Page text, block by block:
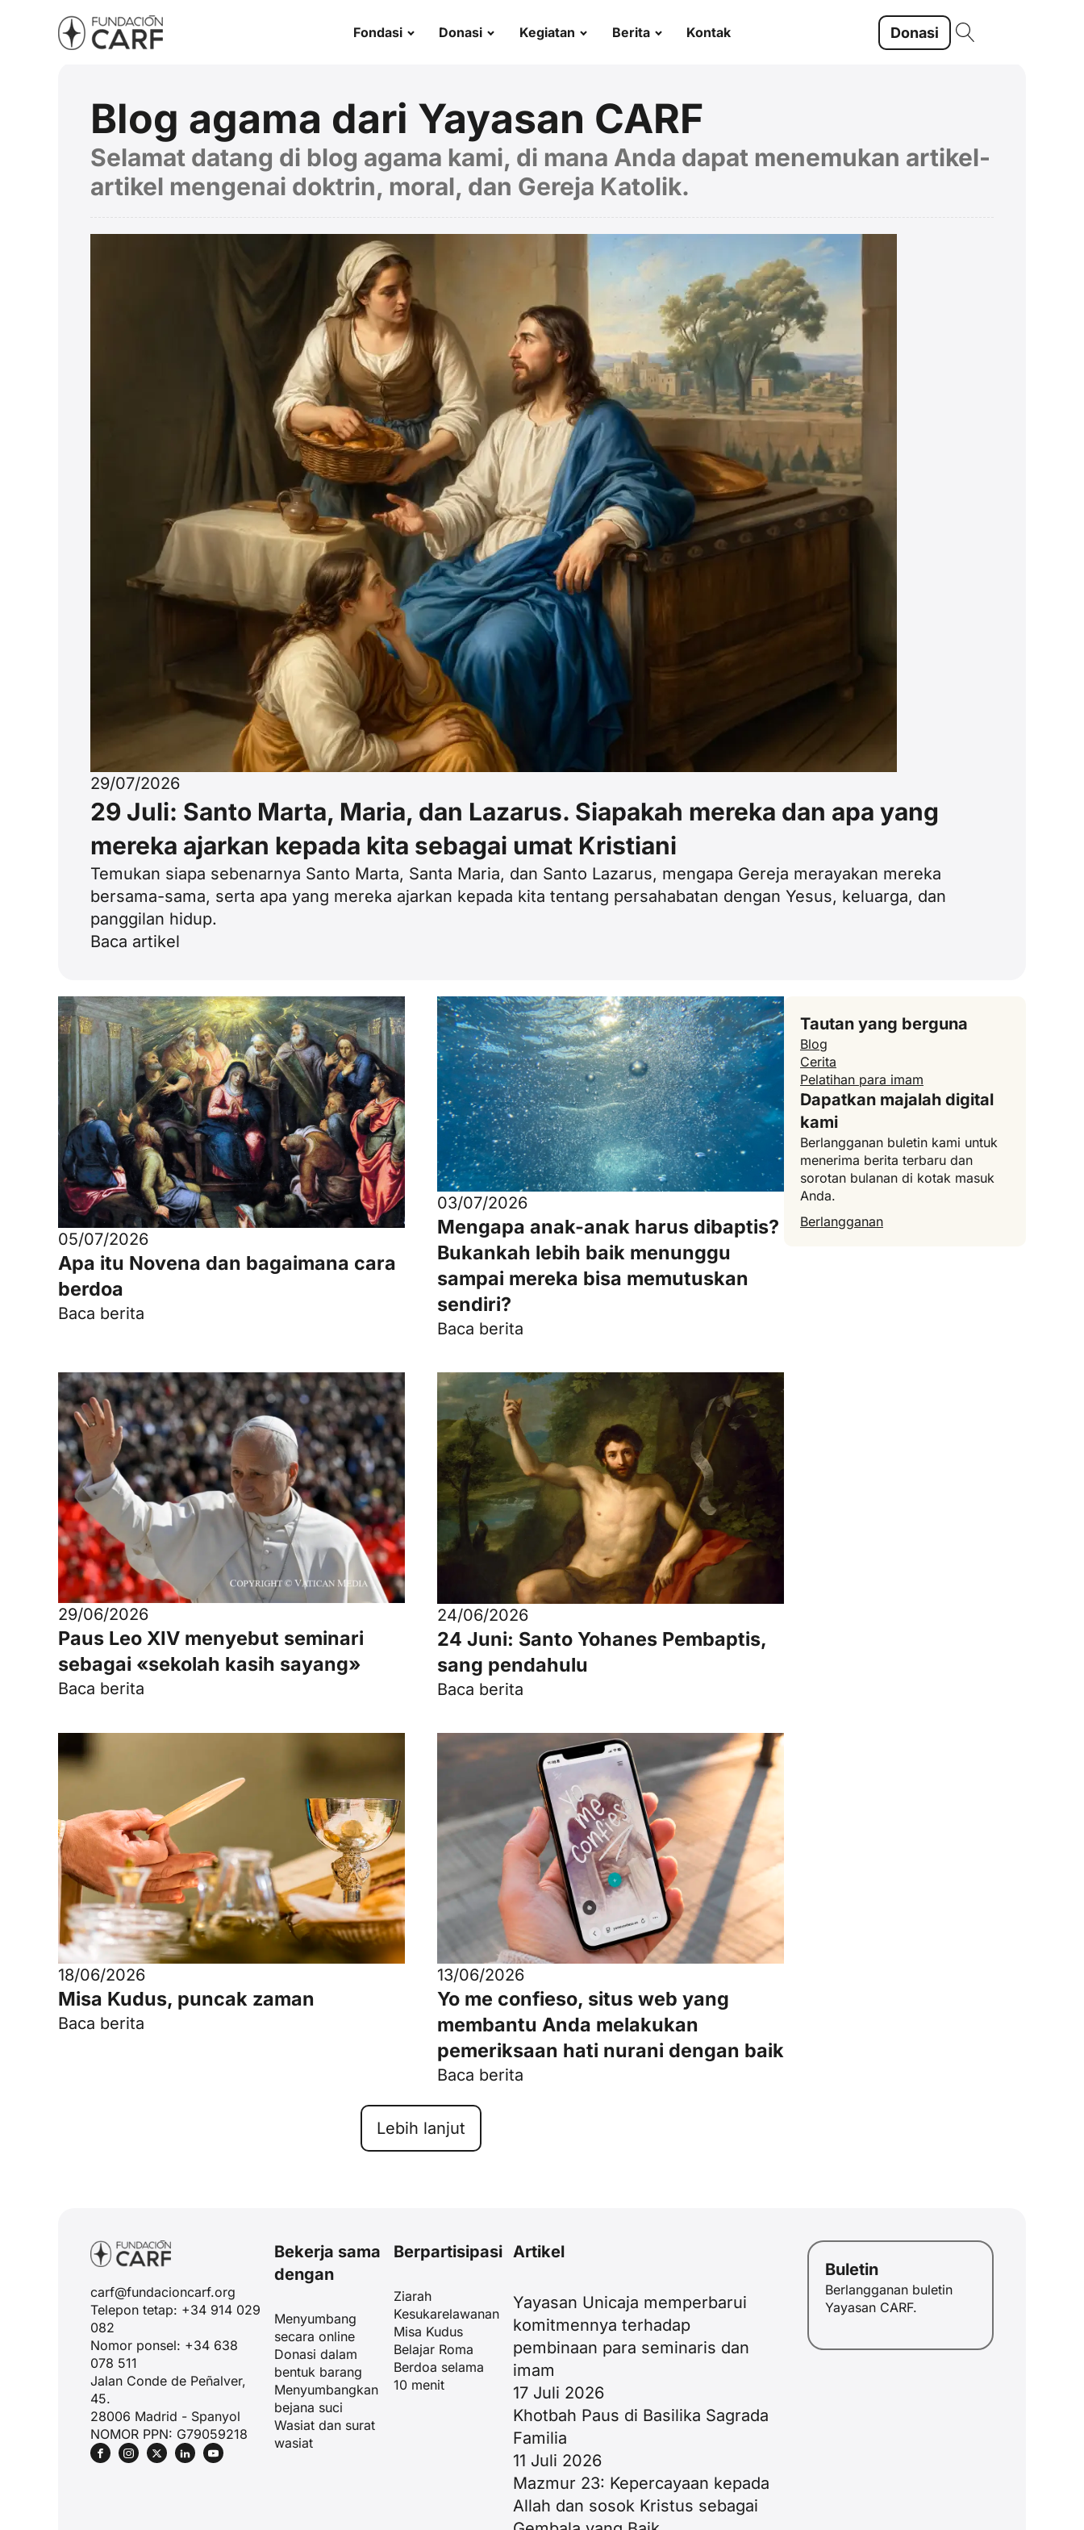
Fondasi Donasi Kegiatan Berita Kontak Donasi
Blog agama dari Yayasan CARF
Selamat datang di blog agama kami, di mana Anda dapat menemukan artikel-
artikel mengenai doktrin, moral, dan Gereja Katolik.
29/07/2026
29 Juli: Santo Marta, Maria, dan Lazarus. Siapakah mereka dan apa yang
mereka ajarkan kepada kita sebagai umat Kristiani
Temukan siapa sebenarnya Santo Marta, Santa Maria, dan Santo Lazarus, mengapa Gereja merayakan mereka
bersama-sama, serta apa yang mereka ajarkan kepada kita tentang persahabatan dengan Yesus, keluarga, dan
panggilan hidup.
Baca artikel
05/07/2026
Apa itu Novena dan bagaimana cara
berdoa
Baca berita
03/07/2026
Mengapa anak-anak harus dibaptis?
Bukankah lebih baik menunggu
sampai mereka bisa memutuskan
sendiri?
Baca berita
29/06/2026
Paus Leo XIV menyebut seminari
sebagai «sekolah kasih sayang»
Baca berita
24/06/2026
24 Juni: Santo Yohanes Pembaptis,
sang pendahulu
Baca berita
18/06/2026
Misa Kudus, puncak zaman
Baca berita
13/06/2026
Yo me confieso, situs web yang
membantu Anda melakukan
pemeriksaan hati nurani dengan baik
Baca berita
Lebih lanjut
Tautan yang berguna
Blog
Cerita
Pelatihan para imam
Dapatkan majalah digital
kami
Berlangganan buletin kami untuk
menerima berita terbaru dan
sorotan bulanan di kotak masuk
Anda.
Berlangganan
carf@fundacioncarf.org
Telepon tetap: +34 914 029
082
Nomor ponsel: +34 638
078 511
Jalan Conde de Peñalver,
45.
28006 Madrid - Spanyol
NOMOR PPN: G79059218
Bekerja sama
dengan
Menyumbang
secara online
Donasi dalam
bentuk barang
Menyumbangkan
bejana suci
Wasiat dan surat
wasiat
Berpartisipasi
Ziarah
Kesukarelawanan
Misa Kudus
Belajar Roma
Berdoa selama
10 menit
Artikel
Yayasan Unicaja memperbarui
komitmennya terhadap
pembinaan para seminaris dan
imam
17 Juli 2026
Khotbah Paus di Basilika Sagrada
Familia
11 Juli 2026
Mazmur 23: Kepercayaan kepada
Allah dan sosok Kristus sebagai
Buletin
Berlangganan buletin
Yayasan CARF.